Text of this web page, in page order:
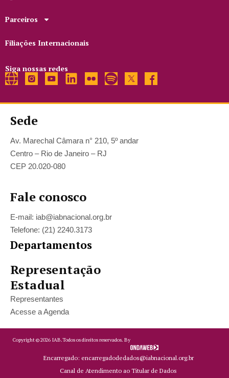
Parceiros
Filiações Internacionais
Siga nossas redes
Sede
Av. Marechal Câmara n° 210, 5º andar
Centro – Rio de Janeiro – RJ
CEP 20.020-080
Fale conosco
E-mail: iab@iabnacional.org.br
Telefone: (21) 2240.3173
Departamentos
Representação
Estadual
Representantes
Acesse a Agenda
Copyright ©2026 IAB.Todos os direitos reservados. By
Encarregado: encarregadodedados@iabnacional.org.br
Canal de Atendimento ao Titular de Dados